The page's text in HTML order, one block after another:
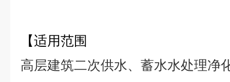
【适用范围
高层建筑二次供水、蓄水水处理净